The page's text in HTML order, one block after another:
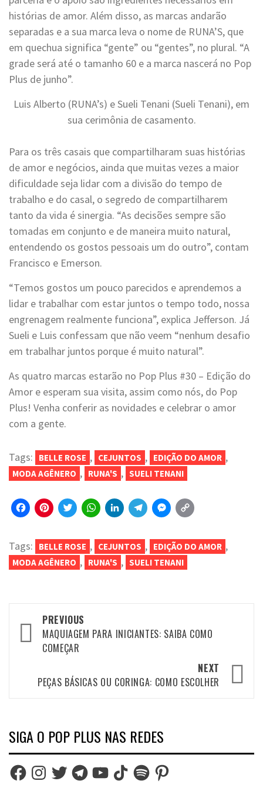
histórias de amor. Além disso, as marcas andarão
separadas e a sua marca leva o nome de RUNA’S, que
em quechua significa “gente” ou “gentes”, no plural. “A
grade será até o tamanho 60 e a marca nascerá no Pop
Plus de junho”.
Luis Alberto (RUNA’s) e Sueli Tenani (Sueli Tenani), em
sua cerimônia de casamento.
Para os três casais que compartilharam suas histórias
de amor e negócios, ainda que muitas vezes a maior
dificuldade seja lidar com a divisão do tempo de
trabalho e do casal, o segredo de compartilharem
tanto da vida é sinergia. “As decisões sempre são
tomadas em conjunto e de maneira muito natural,
entendendo os gostos pessoais um do outro”, contam
Francisco e Emerson.
“Temos gostos um pouco parecidos e aprendemos a
lidar e trabalhar com estar juntos o tempo todo, nossa
engrenagem realmente funciona”, explica Jefferson. Já
Sueli e Luis confessam que não veem “nenhum desafio
em trabalhar juntos porque é muito natural”.
As quatro marcas estarão no Pop Plus #30 – Edição do
Amor e esperam sua visita, assim como nós, do Pop
Plus! Venha conferir as novidades e celebrar o amor
com a gente.
Tags: BELLE ROSE , CEJUNTOS , EDIÇÃO DO AMOR ,
MODA AGÊNERO , RUNA'S , SUELI TENANI
Facebook
Pinterest
Twitter
WhatsApp
LinkedIn
Telegram
Messenger
Tags: BELLE ROSE , CEJUNTOS , EDIÇÃO DO AMOR ,
MODA AGÊNERO , RUNA'S , SUELI TENANI
Post
navigation
PREVIOUS
MAQUIAGEM PARA INICIANTES: SAIBA COMO
COMEÇAR
NEXT
PEÇAS BÁSICAS OU CORINGA: COMO ESCOLHER
SIGA O POP PLUS NAS REDES
FacebookInstagram
TwitterTelegramYouTubeTikTokSpotifyPinterest